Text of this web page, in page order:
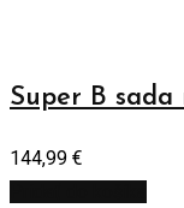
Super B sada
144,99 €